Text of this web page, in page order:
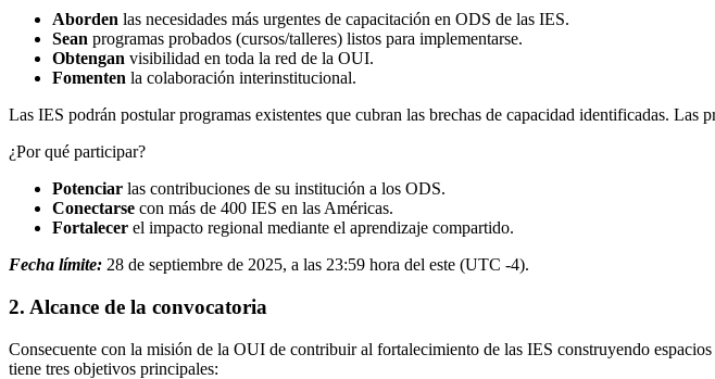
Aborden las necesidades más urgentes de capacitación en ODS de las IES.
Sean programas probados (cursos/talleres) listos para implementarse.
Obtengan visibilidad en toda la red de la OUI.
Fomenten la colaboración interinstitucional.
Las IES podrán postular programas existentes que cubran las brechas de capacidad identificadas.
¿Por qué participar?
Potenciar las contribuciones de su institución a los ODS.
Conectarse con más de 400 IES en las Américas.
Fortalecer el impacto regional mediante el aprendizaje compartido.
Fecha límite: 28 de septiembre de 2025, a las 23:59 hora del este (UTC -4).
2. Alcance de la convocatoria
Consecuente con la misión de la OUI de contribuir al fortalecimiento de las IES construyendo
tiene tres objetivos principales: